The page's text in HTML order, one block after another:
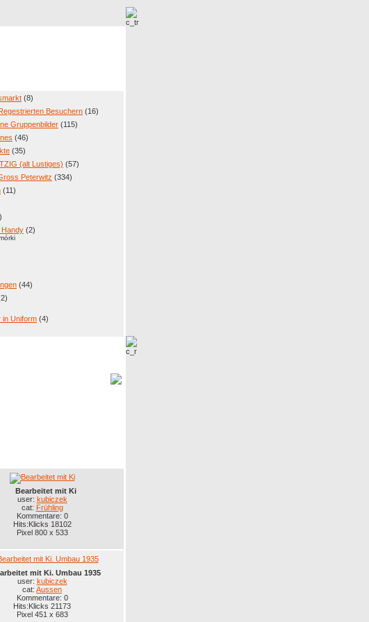
(8)
Besuchern (16)
Gruppenbilder (115)
(46)
(35)
(alt Lustiges) (57)
Peterwitz (334)
(11)
Handy (2)
(44)
in Uniform (4)
Bearbeitet mit Ki
user: kubiczek
cat: Frühling
Kommentare: 0
Hits:Klicks 18102
Pixel 800 x 533
mit Ki. Umbau 1935
user: kubiczek
cat: Aussen
Kommentare: 0
Hits:Klicks 21173
Pixel 451 x 683